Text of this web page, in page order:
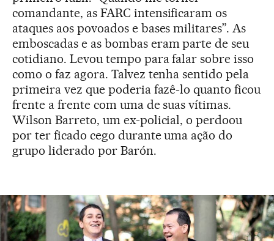
comandante, as FARC intensificaram os
ataques aos povoados e bases militares”. As
emboscadas e as bombas eram parte de seu
cotidiano. Levou tempo para falar sobre isso
como o faz agora. Talvez tenha sentido pela
primeira vez que poderia fazê-lo quanto ficou
frente a frente com uma de suas vítimas.
Wilson Barreto, um ex-policial, o perdoou
por ter ficado cego durante uma ação do
grupo liderado por Barón.